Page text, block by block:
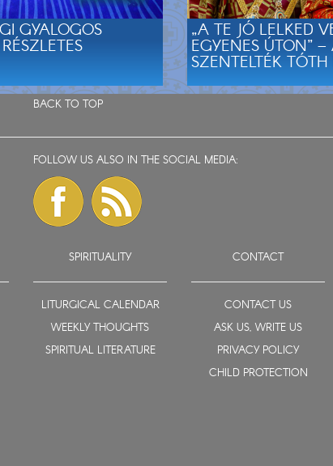
GYALOGOS „A TE JÓ LELKED
EGYENES ÚTON”
SZENTELTÉK
BACK TO TOP
FOLLOW US ALSO IN THE SOCIAL MEDIA:
SPIRITUALITY
LITURGICAL CALENDAR
WEEKLY THOUGHTS
SPIRITUAL LITERATURE
CONTACT
CONTACT US
ASK US, WRITE US
PRIVACY POLICY
CHILD PROTECTION